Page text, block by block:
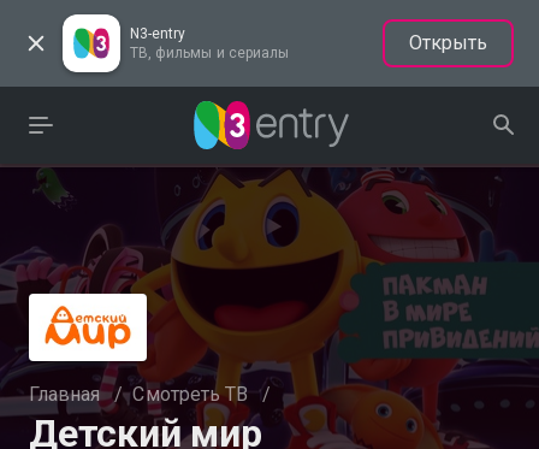
N3-entry
ТВ, фильмы и сериалы
Открыть
Главная / Смотреть ТВ /
Детский мир